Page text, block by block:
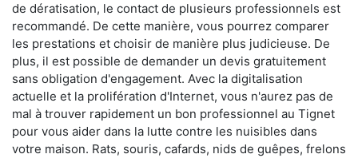
de dératisation, le contact de plusieurs professionnels est
recommandé. De cette manière, vous pourrez comparer
les prestations et choisir de manière plus judicieuse. De
plus, il est possible de demander un devis gratuitement
sans obligation d'engagement. Avec la digitalisation
actuelle et la prolifération d'Internet, vous n'aurez pas de
mal à trouver rapidement un bon professionnel au Tignet
pour vous aider dans la lutte contre les nuisibles dans
votre maison. Rats, souris, cafards, nids de guêpes, frelons